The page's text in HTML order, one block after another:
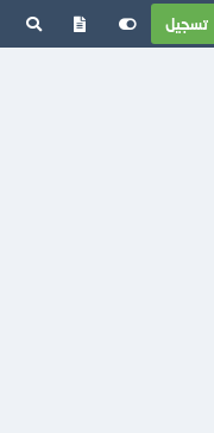
تسجيل